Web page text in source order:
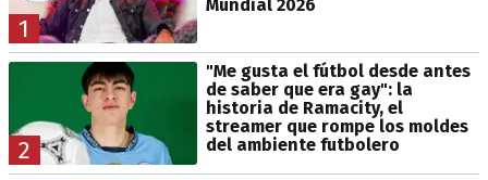
1
Mundial 2026
2
"Me gusta el fútbol desde antes
de saber que era gay": la
historia de Ramacity, el
streamer que rompe los moldes
del ambiente futbolero